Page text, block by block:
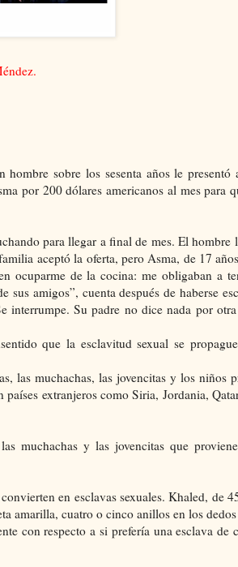
sobre los sesenta años le presentó
por 200 dólares americanos al mes para
para llegar a final de mes. El hombre
aceptó la oferta, pero Asma, de 17
ocuparme de la cocina: me obligaban a
amigos”, cuenta después de haberse
Su padre no dice nada por
que la esclavitud sexual se
las muchachas, las jovencitas y los niños
extranjeros como Siria, Jordania,
muchachas y las jovencitas que
en esclavas sexuales. Khaled, de
amarilla, cuatro o cinco anillos en los
con respecto a si prefería una esclava de